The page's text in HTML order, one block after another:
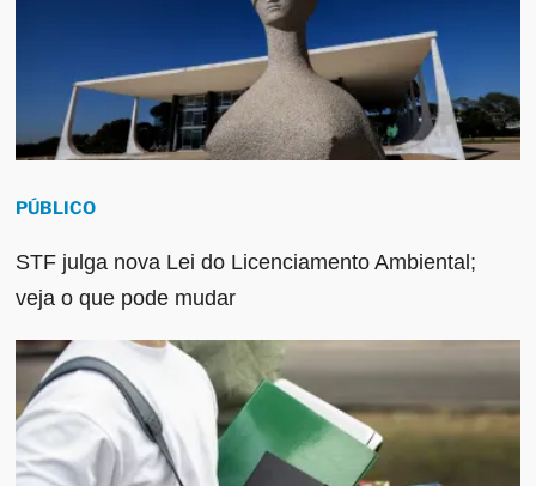
PÚBLICO
STF julga nova Lei do Licenciamento Ambiental;
veja o que pode mudar